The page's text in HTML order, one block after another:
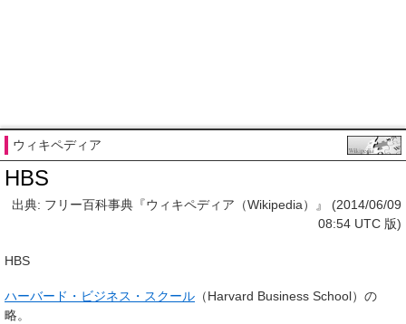
ウィキペディア
HBS
出典: フリー百科事典『ウィキペディア（Wikipedia）』 (2014/06/09
08:54 UTC 版)
HBS
ハーバード・ビジネス・スクール （Harvard Business School）の
略。